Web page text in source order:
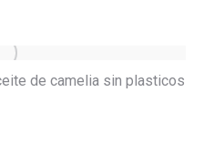
de camelia sin plasticos